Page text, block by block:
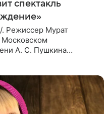
спектакль
Режиссер Мурат
Московском
А. С. Пушкина